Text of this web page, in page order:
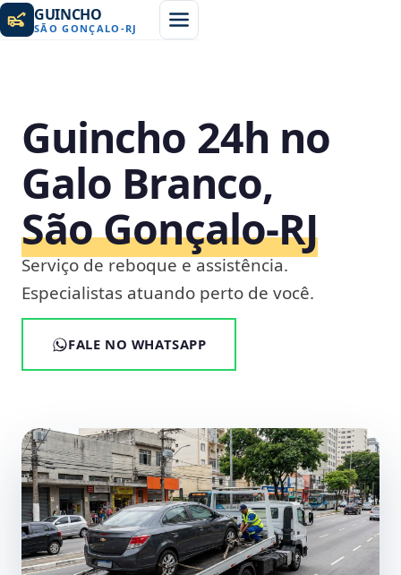
GUINCHO
SÃO GONÇALO -RJ
Guincho 24h no
Galo Branco,
São Gonçalo‑RJ
Serviço de reboque e assistência.
Especialistas atuando perto de você.
FALE NO WHATSAPP